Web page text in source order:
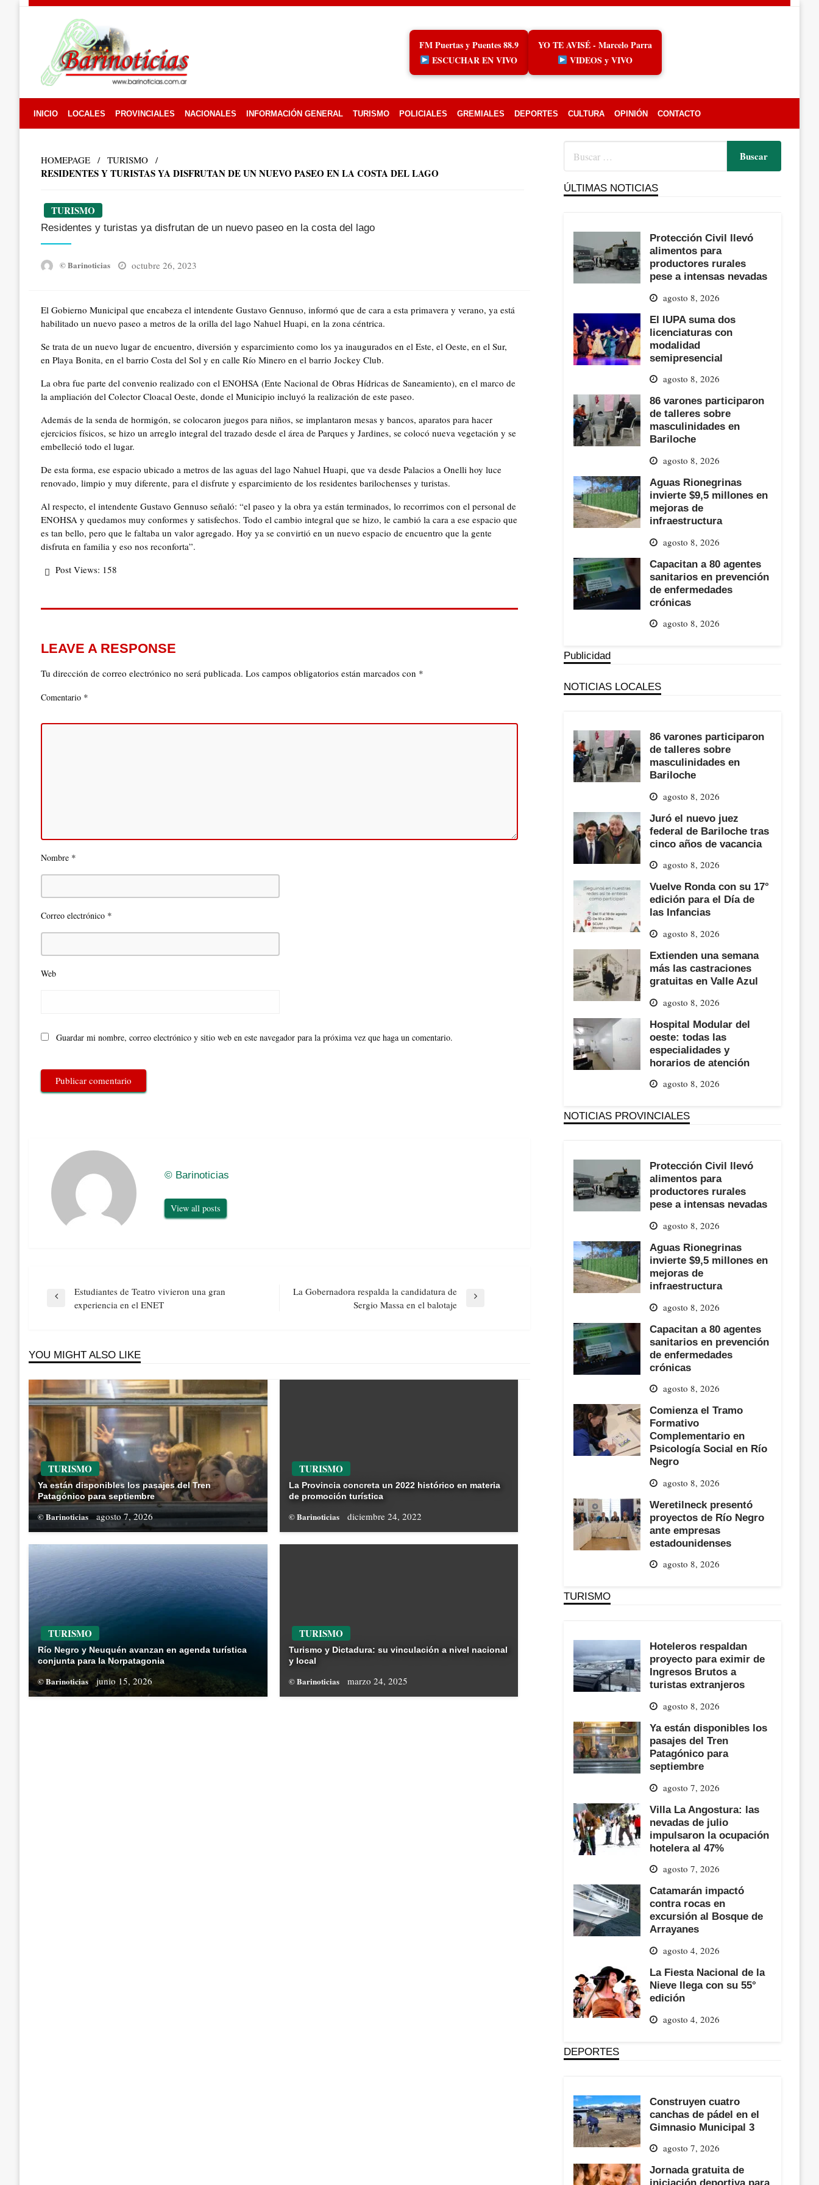
FM Puertas y Puentes 88.9
ESCUCHAR EN VIVO
YO TE AVISÉ - Marcelo Parra
VIDEOS y VIVO
INICIO LOCALES PROVINCIALES NACIONALES INFORMACIÓN GENERAL TURISMO POLICIALES GREMIALES DEPORTES CULTURA OPINIÓN CONTACTO
HOMEPAGE TURISMO
RESIDENTES Y TURISTAS YA DISFRUTAN DE UN NUEVO PASEO EN LA COSTA DEL LAGO
TURISMO
Residentes y turistas ya disfrutan de un nuevo paseo en la costa del lago
© Barinoticias
Posted
octubre 26, 2023
El Gobierno Municipal que encabeza el intendente Gustavo Gennuso, informó que de cara a esta primavera y verano, ya está
habilitado un nuevo paseo a metros de la orilla del lago Nahuel Huapi, en la zona céntrica.
Se trata de un nuevo lugar de encuentro, diversión y esparcimiento como los ya inaugurados en el Este, el Oeste, en el Sur,
en Playa Bonita, en el barrio Costa del Sol y en calle Río Minero en el barrio Jockey Club.
La obra fue parte del convenio realizado con el ENOHSA (Ente Nacional de Obras Hídricas de Saneamiento), en el marco de
la ampliación del Colector Cloacal Oeste, donde el Municipio incluyó la realización de este paseo.
Además de la senda de hormigón, se colocaron juegos para niños, se implantaron mesas y bancos, aparatos para hacer
ejercicios físicos, se hizo un arreglo integral del trazado desde el área de Parques y Jardines, se colocó nueva vegetación y se
embelleció todo el lugar.
De esta forma, ese espacio ubicado a metros de las aguas del lago Nahuel Huapi, que va desde Palacios a Onelli hoy luce
renovado, limpio y muy diferente, para el disfrute y esparcimiento de los residentes barilochenses y turistas.
Al respecto, el intendente Gustavo Gennuso señaló: “el paseo y la obra ya están terminados, lo recorrimos con el personal de
ENOHSA y quedamos muy conformes y satisfechos. Todo el cambio integral que se hizo, le cambió la cara a ese espacio que
es tan bello, pero que le faltaba un valor agregado. Hoy ya se convirtió en un nuevo espacio de encuentro que la gente
disfruta en familia y eso nos reconforta”.
Post Views: 158
LEAVE A RESPONSE
Tu dirección de correo electrónico no será publicada. Los campos obligatorios están marcados con *
Comentario *
Nombre *
Correo electrónico *
Web
Guardar mi nombre, correo electrónico y sitio web en este navegador para la próxima vez que haga un comentario.
© Barinoticias
View all posts
Navegación
Previous
Estudiantes de Teatro vivieron una gran
experiencia en el ENET
La Gobernadora respalda la candidatura de
Sergio Massa en el balotaje
YOU MIGHT ALSO LIKE
TURISMO
Ya están disponibles los pasajes del Tren
Patagónico para septiembre
© Barinoticias agosto 7, 2026
TURISMO
La Provincia concreta un 2022 histórico en materia
de promoción turística
© Barinoticias diciembre 24, 2022
TURISMO
Río Negro y Neuquén avanzan en agenda turística
conjunta para la Norpatagonia
© Barinoticias junio 15, 2026
TURISMO
Turismo y Dictadura: su vinculación a nivel nacional
y local
© Barinoticias marzo 24, 2025
ÚLTIMAS NOTICIAS
Protección Civil llevó
alimentos para
productores rurales
pese a intensas nevadas
agosto 8, 2026
El IUPA suma dos
licenciaturas con
modalidad
semipresencial
agosto 8, 2026
86 varones participaron
de talleres sobre
masculinidades en
Bariloche
agosto 8, 2026
Aguas Rionegrinas
invierte $9,5 millones en
mejoras de
infraestructura
agosto 8, 2026
Capacitan a 80 agentes
sanitarios en prevención
de enfermedades
crónicas
agosto 8, 2026
Publicidad
NOTICIAS LOCALES
86 varones participaron
de talleres sobre
masculinidades en
Bariloche
agosto 8, 2026
Juró el nuevo juez
federal de Bariloche tras
cinco años de vacancia
agosto 8, 2026
Vuelve Ronda con su 17°
edición para el Día de
las Infancias
agosto 8, 2026
Extienden una semana
más las castraciones
gratuitas en Valle Azul
agosto 8, 2026
Hospital Modular del
oeste: todas las
especialidades y
horarios de atención
agosto 8, 2026
NOTICIAS PROVINCIALES
Protección Civil llevó
alimentos para
productores rurales
pese a intensas nevadas
agosto 8, 2026
Aguas Rionegrinas
invierte $9,5 millones en
mejoras de
infraestructura
agosto 8, 2026
Capacitan a 80 agentes
sanitarios en prevención
de enfermedades
crónicas
agosto 8, 2026
Comienza el Tramo
Formativo
Complementario en
Psicología Social en Río
Negro
agosto 8, 2026
Weretilneck presentó
proyectos de Río Negro
ante empresas
estadounidenses
agosto 8, 2026
TURISMO
Hoteleros respaldan
proyecto para eximir de
Ingresos Brutos a
turistas extranjeros
agosto 8, 2026
Ya están disponibles los
pasajes del Tren
Patagónico para
septiembre
agosto 7, 2026
Villa La Angostura: las
nevadas de julio
impulsaron la ocupación
hotelera al 47%
agosto 7, 2026
Catamarán impactó
contra rocas en
excursión al Bosque de
Arrayanes
agosto 4, 2026
La Fiesta Nacional de la
Nieve llega con su 55°
edición
agosto 4, 2026
DEPORTES
Construyen cuatro
canchas de pádel en el
Gimnasio Municipal 3
agosto 7, 2026
Jornada gratuita de
iniciación deportiva para